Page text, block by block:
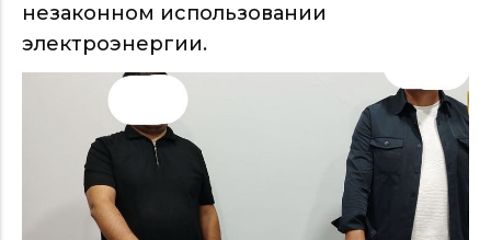
незаконном использовании
электроэнергии.